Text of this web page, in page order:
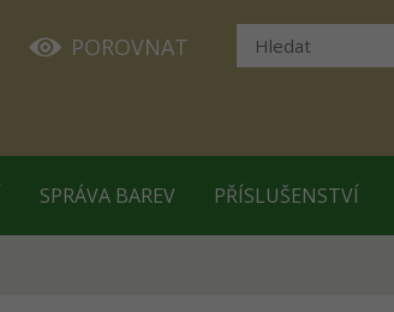
POROVNAT
SPRÁVA BAREV PŘÍSLUŠENSTVÍ